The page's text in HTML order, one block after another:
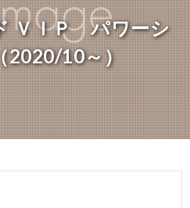
ＶＩＰ パワーシ
2020/10～）